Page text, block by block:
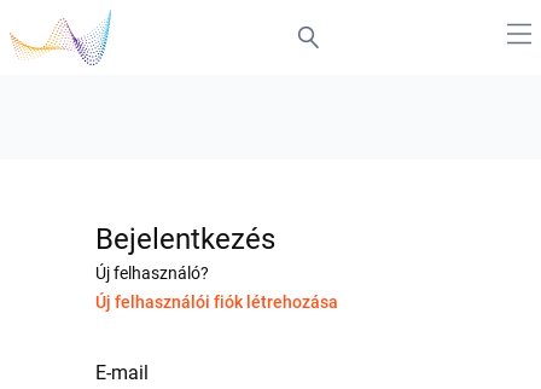
Bejelentkezés
Új felhasználó?
Új felhasználói fiók létrehozása
E-mail